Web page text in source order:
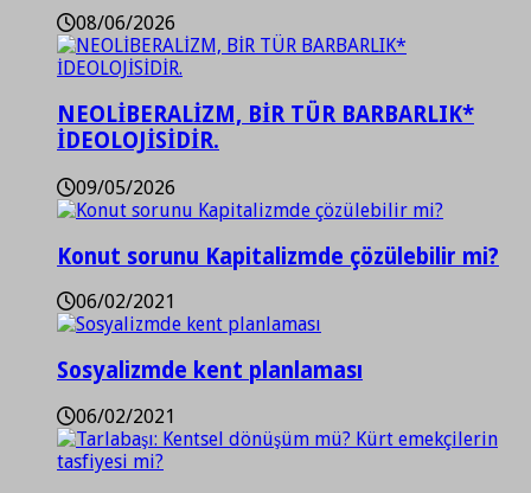
08/06/2026
NEOLİBERALİZM, BİR TÜR BARBARLIK*
İDEOLOJİSİDİR.
09/05/2026
Konut sorunu Kapitalizmde çözülebilir mi?
06/02/2021
Sosyalizmde kent planlaması
06/02/2021